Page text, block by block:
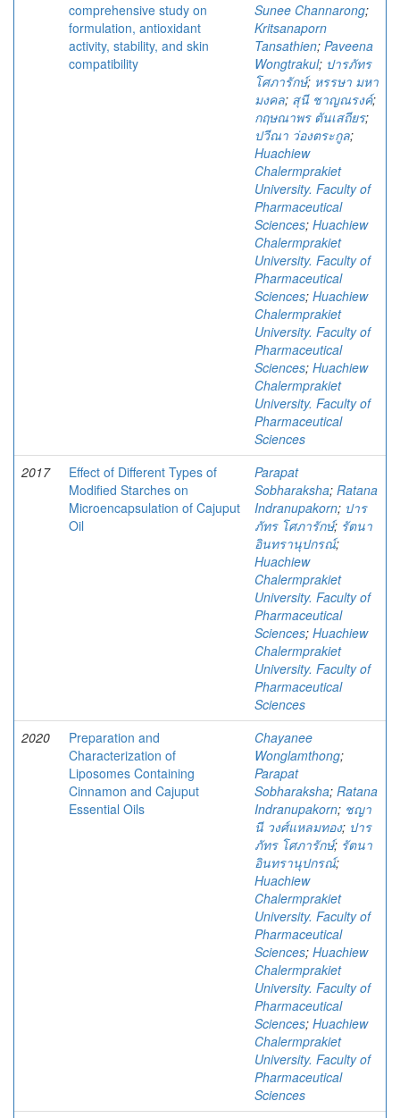
comprehensive study on
formulation, antioxidant
activity, stability, and skin
compatibility
Sunee Channarong;
Kritsanaporn
Tansathien; Paveena
Wongtrakul; ปารภัทร
โศภารักษ์; หรรษา มหา
มงคล; สุนี ชาญณรงค์;
กฤษณาพร ตันเสถียร;
ปวีณา ว่องตระกูล;
Huachiew
Chalermprakiet
University. Faculty of
Pharmaceutical
Sciences; Huachiew
Chalermprakiet
University. Faculty of
Pharmaceutical
Sciences; Huachiew
Chalermprakiet
University. Faculty of
Pharmaceutical
Sciences; Huachiew
Chalermprakiet
University. Faculty of
Pharmaceutical
Sciences
2017
Effect of Different Types of
Modified Starches on
Microencapsulation of Cajuput
Oil
Parapat
Sobharaksha; Ratana
Indranupakorn; ปาร
ภัทร โศภารักษ์; รัตนา
อินทรานุปกรณ์;
Huachiew
Chalermprakiet
University. Faculty of
Pharmaceutical
Sciences; Huachiew
Chalermprakiet
University. Faculty of
Pharmaceutical
Sciences
2020
Preparation and
Characterization of
Liposomes Containing
Cinnamon and Cajuput
Essential Oils
Chayanee
Wonglamthong;
Parapat
Sobharaksha; Ratana
Indranupakorn; ชญา
นี วงศ์แหลมทอง; ปาร
ภัทร โศภารักษ์; รัตนา
อินทรานุปกรณ์;
Huachiew
Chalermprakiet
University. Faculty of
Pharmaceutical
Sciences; Huachiew
Chalermprakiet
University. Faculty of
Pharmaceutical
Sciences; Huachiew
Chalermprakiet
University. Faculty of
Pharmaceutical
Sciences